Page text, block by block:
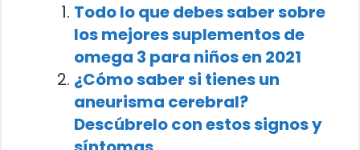
Todo lo que debes saber sobre
los mejores suplementos de
omega 3 para niños en 2021
¿Cómo saber si tienes un
aneurisma cerebral?
Descúbrelo con estos signos y